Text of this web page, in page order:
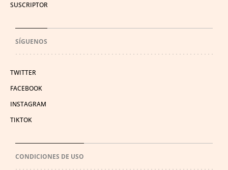
SUSCRIPTOR
SÍGUENOS
TWITTER
FACEBOOK
INSTAGRAM
TIKTOK
CONDICIONES DE USO